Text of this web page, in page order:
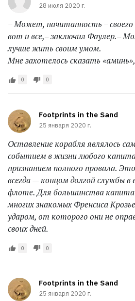
28 июля 2020 г.
– Может, начитанность – своего
вот и все,– заключил Фаулер.–
лучше жить своим умом.
Мне захотелось сказать
0 0
Footprints in the Sand
25 января 2020 г.
Оставление корабля являлось
событием в жизни любого
признанием полного провала.
всегда — концом долгой службы
флоте. Для большинства
многих знакомых Френсиса
ударом, от которого они не
своих дней.
0 0
Footprints in the Sand
25 января 2020 г.